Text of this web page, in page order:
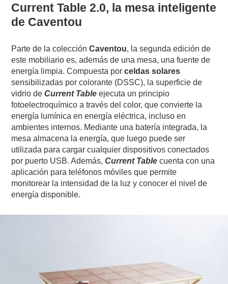
Current Table 2.0, la mesa inteligente
de Caventou
Parte de la colecciónCaventou, la segunda edición de
este mobiliario es, además de una mesa, una fuente de
energía limpia. Compuesta porceldas solares
sensibilizadas por colorante (DSSC), la superficie de
vidrio deCurrent Table ejecuta un principio
fotoelectroquímico a través del color, que convierte la
energía lumínica en energía eléctrica, incluso en
ambientes internos. Mediante una batería integrada, la
mesa almacena la energía, que luego puede ser
utilizada para cargar cualquier dispositivos conectados
por puerto USB. Además, Current Table cuenta con una
aplicación para teléfonos móviles que permite
monitorear la intensidad de la luz y conocer el nivel de
energía disponible.